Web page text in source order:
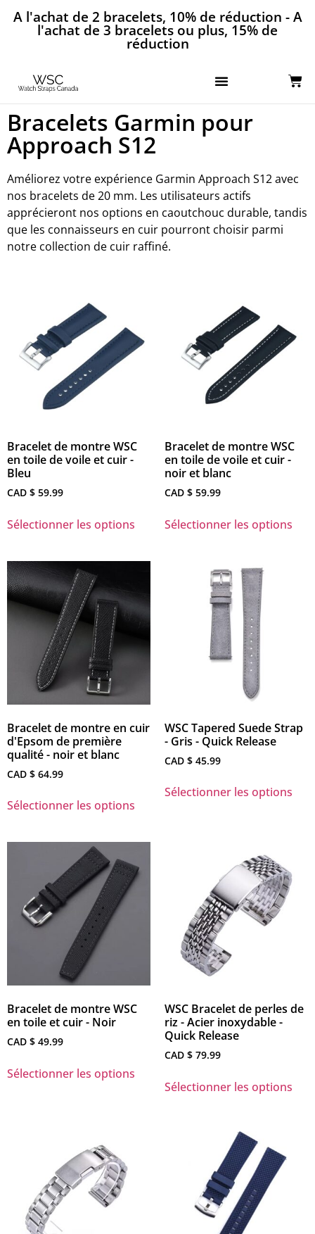
A l'achat de 2 bracelets, 10% de réduction - A
l'achat de 3 bracelets ou plus, 15% de
réduction
Bracelets Garmin pour
Approach S12
Améliorez votre expérience Garmin Approach S12 avec
nos bracelets de 20 mm. Les utilisateurs actifs
apprécieront nos options en caoutchouc durable, tandis
que les connaisseurs en cuir pourront choisir parmi
notre collection de cuir raffiné.
Bracelet de montre WSC
en toile de voile et cuir -
Bleu
CAD $ 59.99
Sélectionner les options
Bracelet de montre WSC
en toile de voile et cuir -
noir et blanc
CAD $ 59.99
Sélectionner les options
Bracelet de montre en cuir
d'Epsom de première
qualité - noir et blanc
CAD $ 64.99
Sélectionner les options
WSC Tapered Suede Strap
- Gris - Quick Release
CAD $ 45.99
Sélectionner les options
Bracelet de montre WSC
en toile et cuir - Noir
CAD $ 49.99
Sélectionner les options
WSC Bracelet de perles de
riz - Acier inoxydable -
Quick Release
CAD $ 79.99
Sélectionner les options